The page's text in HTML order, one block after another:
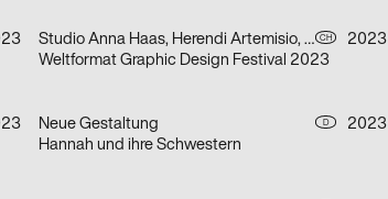
Studio Anna Haas, Herendi Artemisio, Johnson / Kingston, Claudiabasel Grafik & Interaktion, Prill Tania, Troxler Niklaus CH
2023
Weltformat Graphic Design Festival 2023
Neue Gestaltung D
2023
Hannah und ihre Schwestern